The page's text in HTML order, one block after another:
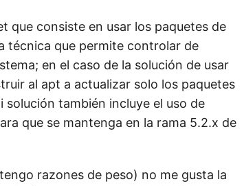
que consiste en usar los paquetes de
técnica que permite controlar de
en el caso de la solución de usar
al apt a actualizar solo los paquetes
también incluye el uso de
que se mantenga en la rama 5.2.x de
razones de peso) no me gusta la